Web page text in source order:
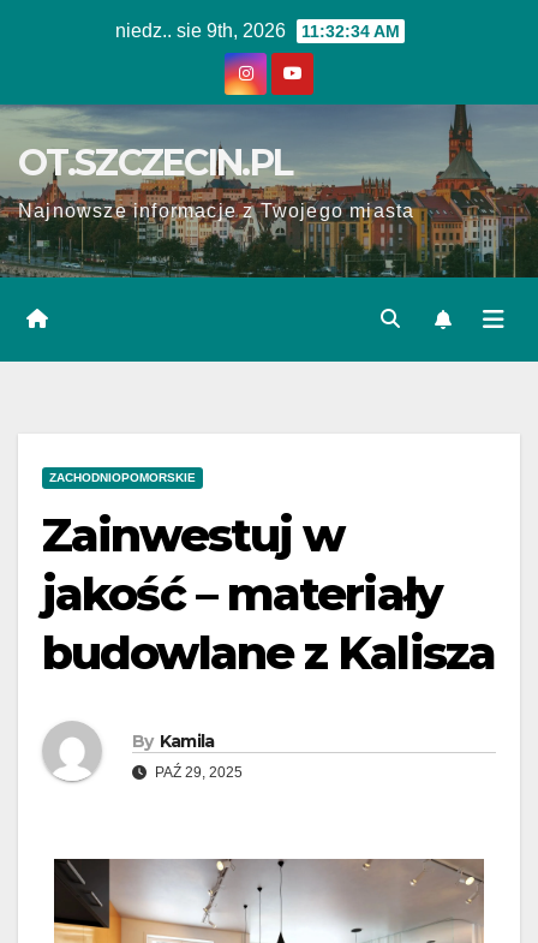
niedz.. sie 9th, 2026 11:32:35 AM
OT.SZCZECIN.PL
Najnowsze informacje z Twojego miasta
ZACHODNIOPOMORSKIE
Zainwestuj w
jakość – materiały
budowlane z Kalisza
By Kamila
PAŹ 29, 2025